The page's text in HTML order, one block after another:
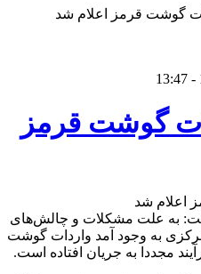
گوشت قرمز اعلام شد
گوشت قرمز
به علت مشکلات و چالش‌های
به وجود آمد واردات گوشت
مجددا به جریان افتاده است.